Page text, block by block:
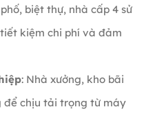
biệt thự, nhà cấp 4 sử
kiệm chi phí và đảm
: Nhà xưởng, kho bãi
để chịu tải trọng từ máy